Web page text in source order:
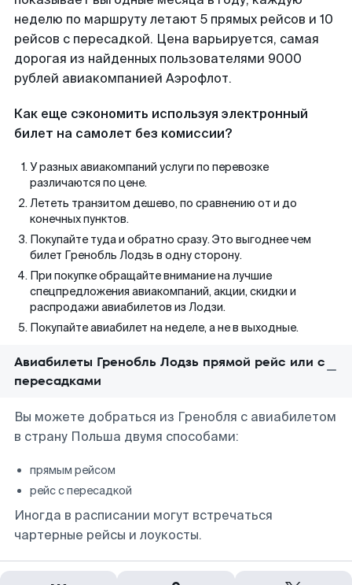
неделю по маршруту летают 5 прямых рейсов и 10
рейсов с пересадкой. Цена варьируется, самая
дорогая из найденных пользователями 9000
рублей авиакомпанией Аэрофлот.
Как еще сэкономить используя электронный
билет на самолет без комиссии?
У разных авиакомпаний услуги по перевозке
различаются по цене.
Лететь транзитом дешево, по сравнению от и до
конечных пунктов.
Покупайте туда и обратно сразу. Это выгоднее чем
билет Гренобль Лодзь в одну сторону.
При покупке обращайте внимание на лучшие
спецпредложения авиакомпаний, акции, скидки и
распродажи авиабилетов из Лодзи.
Покупайте авиабилет на неделе, а не в выходные.
Авиабилеты Гренобль Лодзь прямой рейс или с
пересадками
Вы можете добраться из Гренобля с авиабилетом
в страну Польша двумя способами:
прямым рейсом
рейс с пересадкой
Иногда в расписании могут встречаться
чартерные рейсы и лоукосты.